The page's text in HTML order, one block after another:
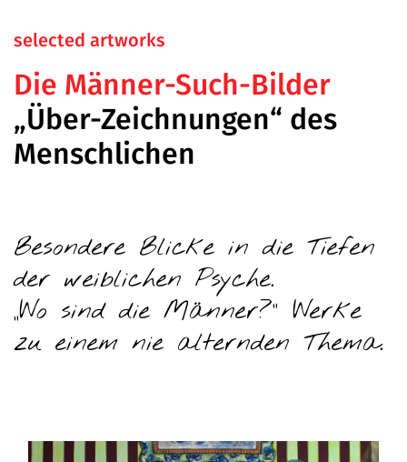
selected artworks
Die Männer-Such-Bilder
„Über-Zeichnungen“ des
Menschlichen
Besondere Blicke in die Tiefen
der weiblichen Psyche.
„Wo sind die Männer?“ Werke
zu einem nie alternden Thema.